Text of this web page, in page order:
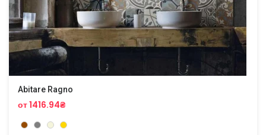
Abitare Ragno
от 1416.94₴